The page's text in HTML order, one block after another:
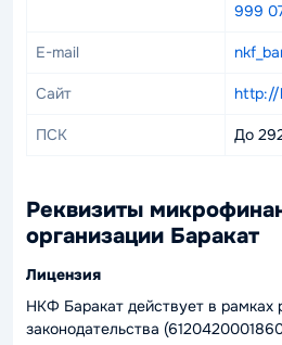
999
E-mail
Сайт http://
ПСК До
Реквизиты
организации Баракат
Лицензия
НКФ Баракат действует в рамках
законодательства